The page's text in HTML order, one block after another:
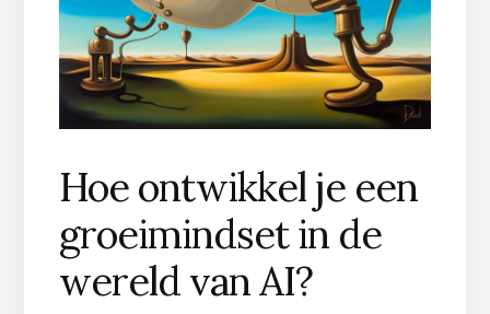
Hoe ontwikkel je een
groeimindset in de
wereld van AI?